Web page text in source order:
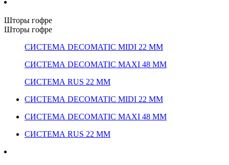
Шторы гофре
Шторы гофре
СИСТЕМА DECOMATIC MIDI 22 ММ
СИСТЕМА DECOMATIC MAXI 48 ММ
СИСТЕМА RUS 22 ММ
СИСТЕМА DECOMATIC MIDI 22 ММ
СИСТЕМА DECOMATIC MAXI 48 ММ
СИСТЕМА RUS 22 ММ